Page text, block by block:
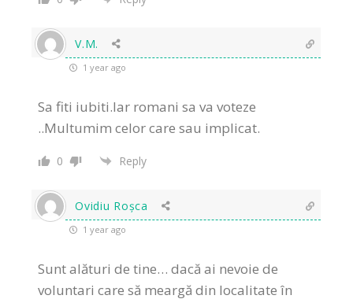
V.M.
1 year ago
Sa fiti iubiti.Iar romani sa va voteze
..Multumim celor care sau implicat.
0 Reply
Ovidiu Roșca
1 year ago
Sunt alături de tine… dacă ai nevoie de
voluntari care să meargă din localitate în